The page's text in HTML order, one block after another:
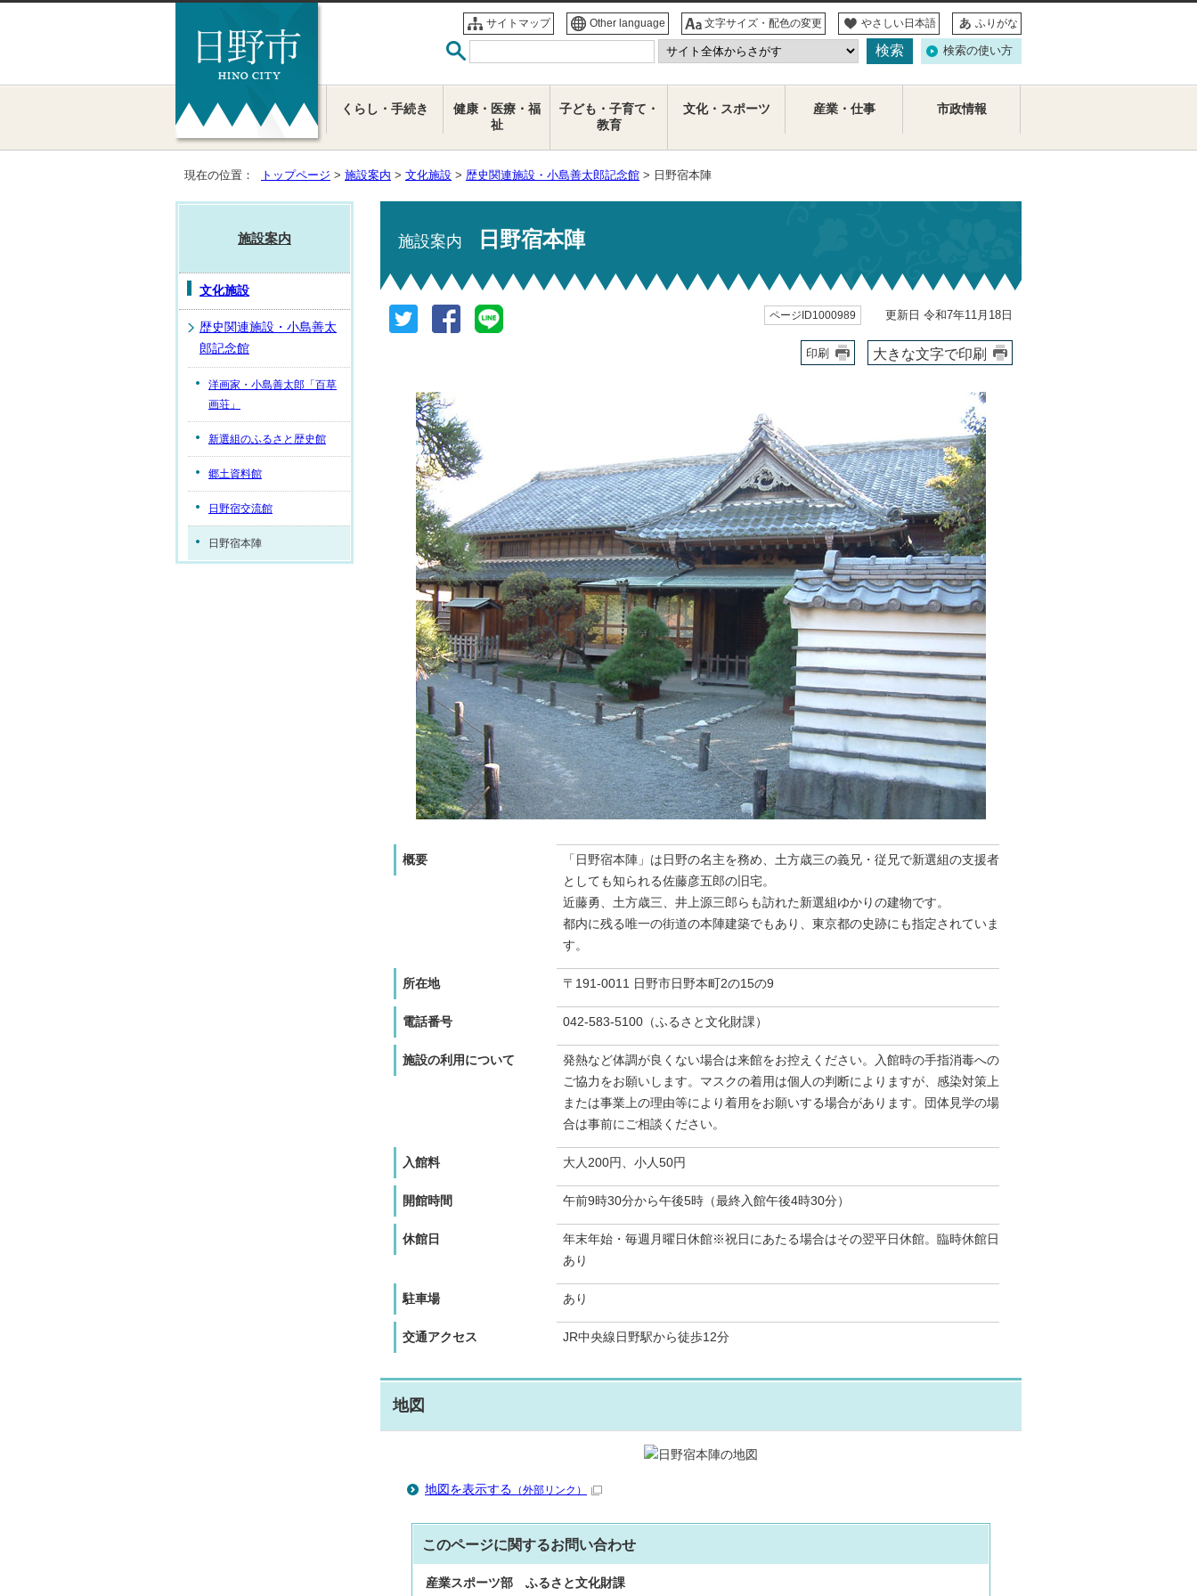
サイトマップ Other language 文字サイズ・配色の変更 やさしい日本語 ふりがな
検索の使い方
くらし・手続き
健康・医療・福
祉
子ども・子育て・
教育
文化・スポーツ 産業・仕事 市政情報
現在の位置： トップページ > 施設案内 > 文化施設 > 歴史関連施設・小島善太郎記念館 > 日野宿本陣
施設案内 日野宿本陣
ページID1000989 更新日 令和7年11月18日
印刷 大きな文字で印刷
概要
「日野宿本陣」は日野の名主を務め、土方歳三の義兄・従兄で新選組の支援者
としても知られる佐藤彦五郎の旧宅。
近藤勇、土方歳三、井上源三郎らも訪れた新選組ゆかりの建物です。
都内に残る唯一の街道の本陣建築でもあり、東京都の史跡にも指定されていま
す。
所在地 〒191-0011 日野市日野本町2の15の9
電話番号 042-583-5100（ふるさと文化財課）
施設の利用について
発熱など体調が良くない場合は来館をお控えください。入館時の手指消毒への
ご協力をお願いします。マスクの着用は個人の判断によりますが、感染対策上
または事業上の理由等により着用をお願いする場合があります。団体見学の場
合は事前にご相談ください。
入館料 大人200円、小人50円
開館時間 午前9時30分から午後5時（最終入館午後4時30分）
休館日
年末年始・毎週月曜日休館※祝日にあたる場合はその翌平日休館。臨時休館日
あり
駐車場 あり
交通アクセス JR中央線日野駅から徒歩12分
地図
地図を表示する （外部リンク）
このページに関するお問い合わせ
産業スポーツ部 ふるさと文化財課
施設案内
文化施設
歴史関連施設・小島善太
郎記念館
洋画家・小島善太郎「百草
画荘」
新選組のふるさと歴史館
郷土資料館
日野宿交流館
日野宿本陣